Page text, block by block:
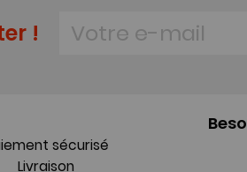
!
sécurisé
Livraison